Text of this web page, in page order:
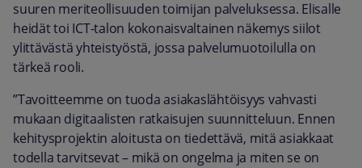
suuren meriteollisuuden toimijan palveluksessa. Elisalle
heidät toi ICT-talon kokonaisvaltainen näkemys siilot
ylittävästä yhteistyöstä, jossa palvelumuotoilulla on
tärkeä rooli.
”Tavoitteemme on tuoda asiakaslähtöisyys vahvasti
mukaan digitaalisten ratkaisujen suunnitteluun. Ennen
kehitysprojektin aloitusta on tiedettävä, mitä asiakkaat
todella tarvitsevat – mikä on ongelma ja miten se on